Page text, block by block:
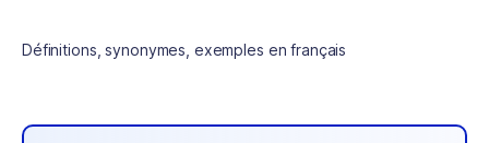
Définitions, synonymes, exemples en français